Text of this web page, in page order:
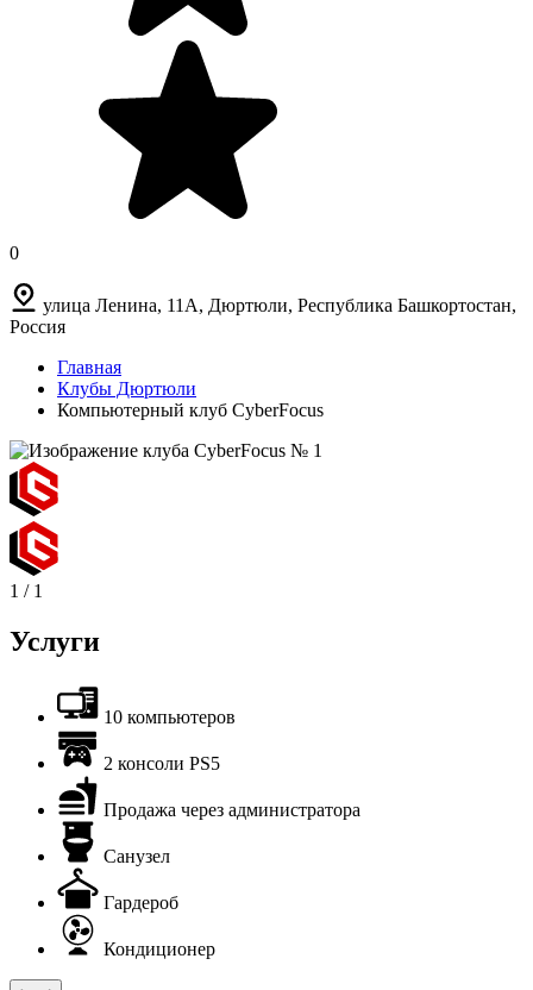
0
улица Ленина, 11А, Дюртюли, Республика Башкортостан,
Россия
Главная
Клубы Дюртюли
Компьютерный клуб CyberFocus
1 / 1
Услуги
10 компьютеров
2 консоли PS5
Продажа через администратора
Санузел
Гардероб
Кондиционер